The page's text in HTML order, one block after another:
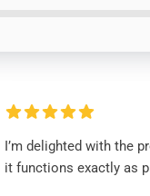
I’m delighted with the
it functions exactly as